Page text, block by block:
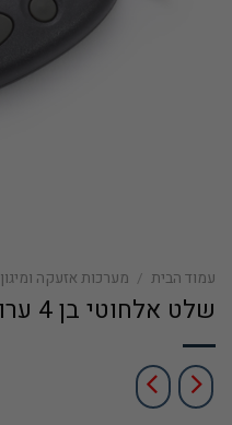
עמוד הבית / מערכות אזעקה ומיגון
שלט אלחוטי בן 4 ערוצים